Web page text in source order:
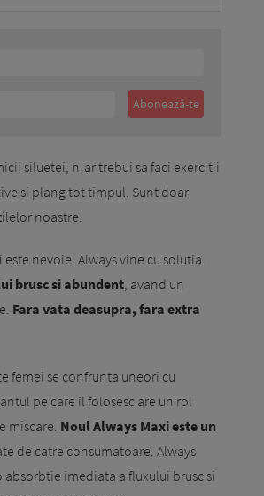
siluetei, n-ar trebui sa faci exercitii
si plang tot timpul. Sunt doar
noastre.
nevoie. Always vine cu solutia.
brusc si abundent, avand un
Fara vata deasupra, fara extra
femei se confrunta uneori cu
pe care il folosesc are un rol
miscare. Noul Always Maxi este un
de catre consumatoare. Always
imediata a fluxului brusc si